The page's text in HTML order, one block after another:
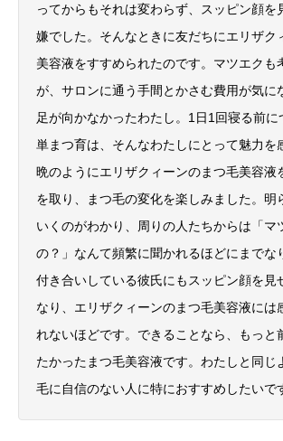
ってからもそれは変わらず、スッピン顔を
嫌でした。そんなときに友だちにエリザク
美容液をすすめられたのです。マツエクも
が、サロンに通う手間とかさむ費用が気に
足が向かなかったわたし。1日1回寝る前に
単まつ育は、そんなわたしにとって魅力を
晩のようにエリザクィーンのまつ毛美容液
を取り、まつ毛の変化を楽しみました。明
いくのがわかり、周りの人たちからは「マ
の？」なんて頻繁に聞かれるほどにまでな
付き合いしている彼氏にもスッピン顔を見
なり、エリザクィーンのまつ毛美容液には
れないほどです。できることなら、もっと
たかったまつ毛美容液です。わたしと同じ
毛に自信のない人に特におすすめしたいで